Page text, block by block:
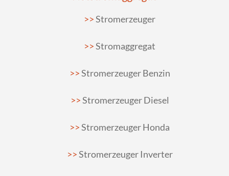
Stromerzeuger
Stromaggregat
Stromerzeuger Benzin
Stromerzeuger Diesel
Stromerzeuger Honda
Stromerzeuger Inverter